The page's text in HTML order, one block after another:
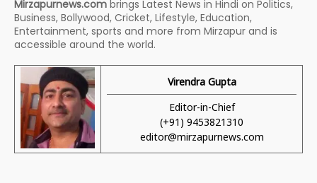
Mirzapurnews.com brings Latest News in Hindi on Politics,
Business, Bollywood, Cricket, Lifestyle, Education,
Entertainment, sports and more from Mirzapur and is
accessible around the world.
Virendra Gupta
Editor-in-Chief
(+91) 9453821310
editor@mirzapurnews.com